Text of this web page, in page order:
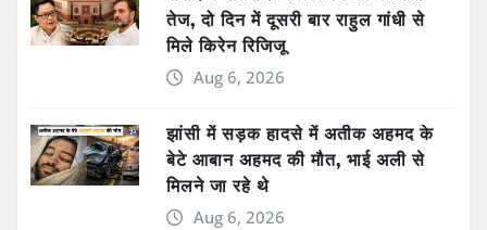
तेज, दो दिन में दूसरी बार राहुल गांधी से
मिले किरेन रिजिजू
Aug 6, 2026
झांसी में सड़क हादसे में अतीक अहमद के
बेटे आबान अहमद की मौत, भाई अली से
मिलने जा रहे थे
Aug 6, 2026